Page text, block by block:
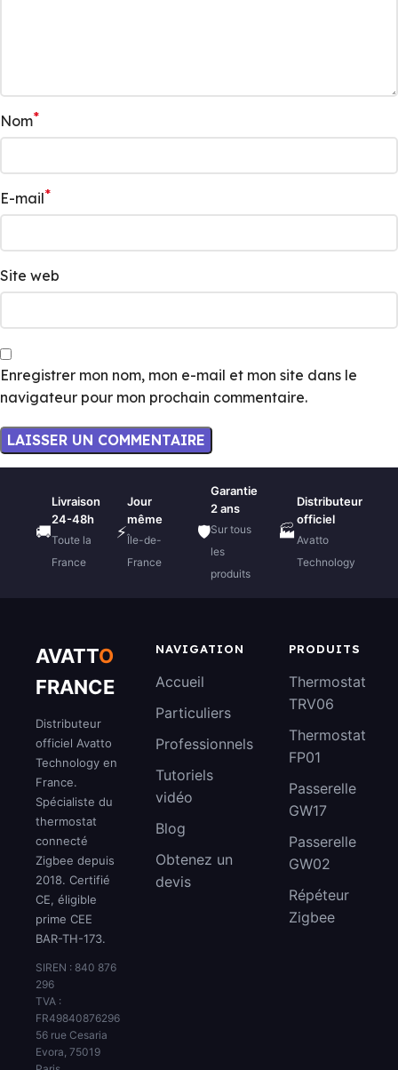
Nom*
E-mail*
Site web
Enregistrer mon nom, mon e-mail et mon site dans le
navigateur pour mon prochain commentaire.
🚚
Livraison
24-48h
Toute la
France
⚡
Jour
même
Île-de-
France
🛡️
Garantie
2 ans
Sur tous
les
produits
🏭
Distributeur
officiel
Avatto
Technology
AVATTO
FRANCE
Distributeur
officiel Avatto
Technology en
France.
Spécialiste du
thermostat
connecté
Zigbee depuis
2018. Certifié
CE, éligible
prime CEE
BAR-TH-173.
SIREN : 840 876
296
TVA :
FR49840876296
56 rue Cesaria
Evora, 75019
NAVIGATION
Accueil
Particuliers
Professionnels
Tutoriels
vidéo
Blog
Obtenez un
devis
PRODUITS
Thermostat
TRV06
Thermostat
FP01
Passerelle
GW17
Passerelle
GW02
Répéteur
Zigbee